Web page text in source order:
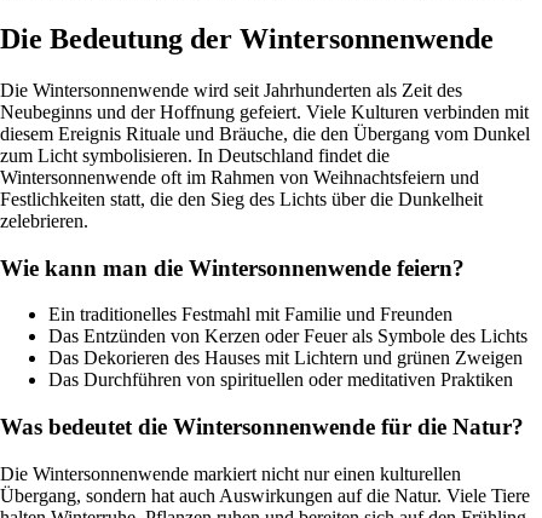
Die Bedeutung der Wintersonnenwende
Die Wintersonnenwende wird seit Jahrhunderten als Zeit des
Neubeginns und der Hoffnung gefeiert. Viele Kulturen verbinden mit
diesem Ereignis Rituale und Bräuche, die den Übergang vom Dunkel
zum Licht symbolisieren. In Deutschland findet die
Wintersonnenwende oft im Rahmen von Weihnachtsfeiern und
Festlichkeiten statt, die den Sieg des Lichts über die Dunkelheit
zelebrieren.
Wie kann man die Wintersonnenwende feiern?
Ein traditionelles Festmahl mit Familie und Freunden
Das Entzünden von Kerzen oder Feuer als Symbole des Lichts
Das Dekorieren des Hauses mit Lichtern und grünen Zweigen
Das Durchführen von spirituellen oder meditativen Praktiken
Was bedeutet die Wintersonnenwende für die Natur?
Die Wintersonnenwende markiert nicht nur einen kulturellen
Übergang, sondern hat auch Auswirkungen auf die Natur. Viele Tiere